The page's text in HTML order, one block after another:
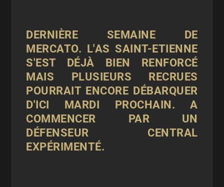
DERNIÈRE SEMAINE DE
MERCATO. L'AS SAINT-ETIENNE
S'EST DÉJÀ BIEN RENFORCÉ
MAIS PLUSIEURS RECRUES
POURRAIT ENCORE DÉBARQUER
D'ICI MARDI PROCHAIN. A
COMMENCER PAR UN
DÉFENSEUR CENTRAL
EXPÉRIMENTÉ.